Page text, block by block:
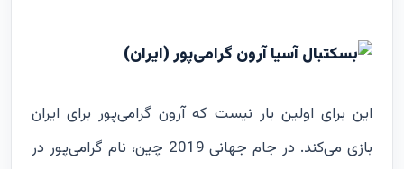
آرون گرامی‌پور (ایران)
این برای اولین بار نیست که آرون گرامی‌پور برای ایران
بازی می‌کند. در جام جهانی 2019 چین، نام گرامی‌پور در